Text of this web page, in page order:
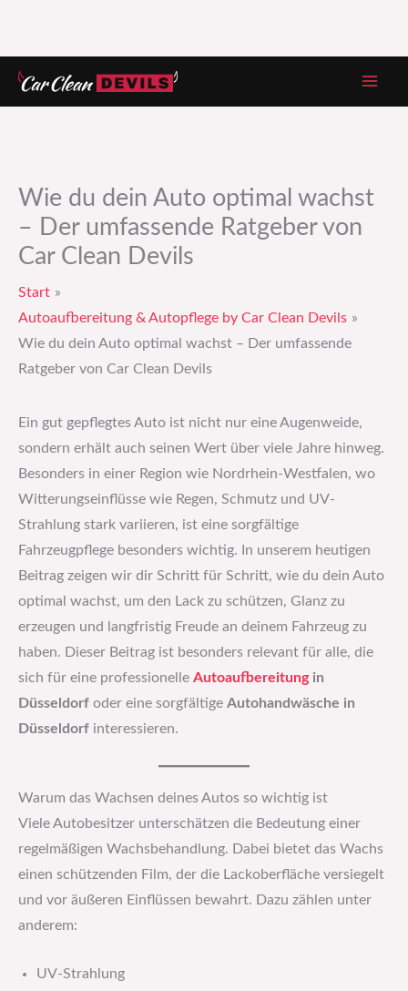
Zum
Inhalt
Wie du dein Auto optimal wachst
– Der umfassende Ratgeber von
Car Clean Devils
Start
Autoaufbereitung & Autopflege by Car Clean Devils
Wie du dein Auto optimal wachst – Der umfassende
Ratgeber von Car Clean Devils
Ein gut gepflegtes Auto ist nicht nur eine Augenweide,
sondern erhält auch seinen Wert über viele Jahre hinweg.
Besonders in einer Region wie Nordrhein-Westfalen, wo
Witterungseinflüsse wie Regen, Schmutz und UV-
Strahlung stark variieren, ist eine sorgfältige
Fahrzeugpflege besonders wichtig. In unserem heutigen
Beitrag zeigen wir dir Schritt für Schritt, wie du dein Auto
optimal wachst, um den Lack zu schützen, Glanz zu
erzeugen und langfristig Freude an deinem Fahrzeug zu
haben. Dieser Beitrag ist besonders relevant für alle, die
sich für eine professionelle Autoaufbereitungin
Düsseldorf oder eine sorgfältige Autohandwäsche in
Düsseldorf interessieren.
Warum das Wachsen deines Autos so wichtig ist
Viele Autobesitzer unterschätzen die Bedeutung einer
regelmäßigen Wachsbehandlung. Dabei bietet das Wachs
einen schützenden Film, der die Lackoberfläche versiegelt
und vor äußeren Einflüssen bewahrt. Dazu zählen unter
anderem:
UV-Strahlung